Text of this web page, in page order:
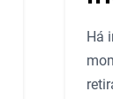
Há